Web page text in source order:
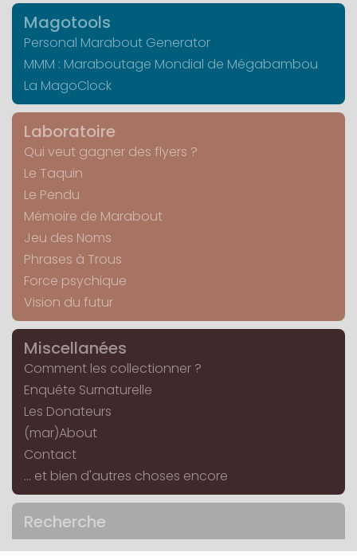
Magotools
Personal Marabout Generator
MMM : Maraboutage Mondial de Mégabambou
La MagoClock
Laboratoire
Qui veut gagner des flyers ?
Le Taquin
Le Pendu
Mémoire de Marabout
Jeu des Noms
Phrases à Trous
Force psychique
Vision du futur
Miscellanées
Comment les collectionner ?
Enquête Surnaturelle
Les Donateurs
(mar)About
Contact
... et bien d'autres choses encore
Recherche